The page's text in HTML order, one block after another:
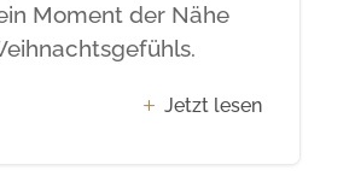
Moment der Nähe
Jetzt lesen